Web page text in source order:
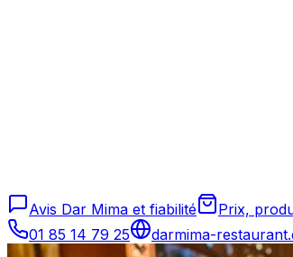
Avis Dar Mima et fiabilité
Prix,
01 85 14 79 25
darmima-